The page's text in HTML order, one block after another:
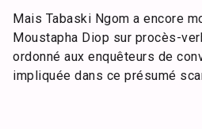
Mais Tabaski Ngom a encore
Moustapha Diop sur procès-
ordonné aux enquêteurs de
impliquée dans ce présumé